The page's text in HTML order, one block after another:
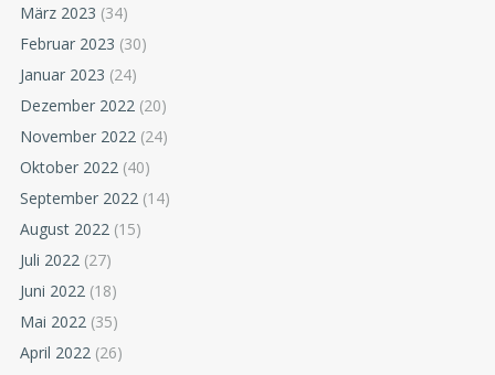
März 2023 (34)
Februar 2023 (30)
Januar 2023 (24)
Dezember 2022 (20)
November 2022 (24)
Oktober 2022 (40)
September 2022 (14)
August 2022 (15)
Juli 2022 (27)
Juni 2022 (18)
Mai 2022 (35)
April 2022 (26)